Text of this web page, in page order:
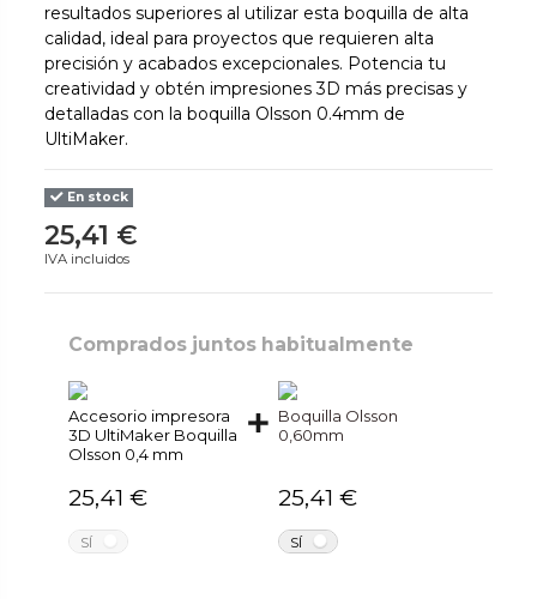
resultados superiores al utilizar esta boquilla de alta
calidad, ideal para proyectos que requieren alta
precisión y acabados excepcionales. Potencia tu
creatividad y obtén impresiones 3D más precisas y
detalladas con la boquilla Olsson 0.4mm de
UltiMaker.
En stock
25,41 €
IVA incluidos
Comprados juntos habitualmente
Accesorio impresora
3D UltiMaker Boquilla
Olsson 0,4 mm
25,41 €
SÍ
Boquilla Olsson
0,60mm
25,41 €
SÍ